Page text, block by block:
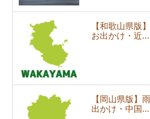
【和歌山県版
お出かけ・近...
【岡山県版】
出かけ・中国...